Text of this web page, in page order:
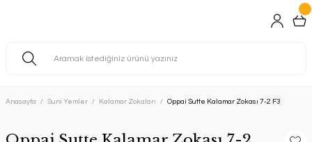
Anasayfa Suni Yemler Kalamar Zokaları Oppai Sutte Kalamar Zokası 7-2 F3